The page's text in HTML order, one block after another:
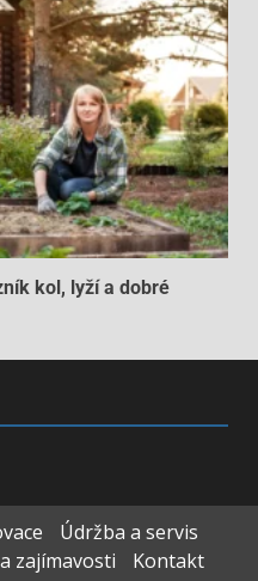
kol, lyží a dobré
Údržba a servis
zajímavosti Kontakt